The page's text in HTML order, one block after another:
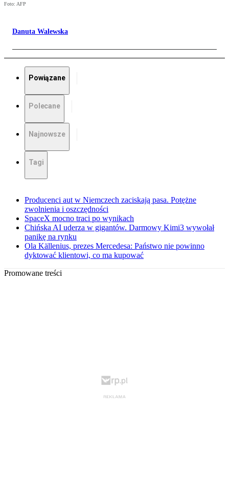
Foto: AFP
Danuta Walewska
Powiązane
Polecane
Najnowsze
Tagi
Producenci aut w Niemczech zaciskają pasa. Potężne
zwolnienia i oszczędności
SpaceX mocno traci po wynikach
Chińska AI uderza w gigantów. Darmowy Kimi3 wywołał
panikę na rynku
Ola Källenius, prezes Mercedesa: Państwo nie powinno
dyktować klientowi, co ma kupować
Promowane treści